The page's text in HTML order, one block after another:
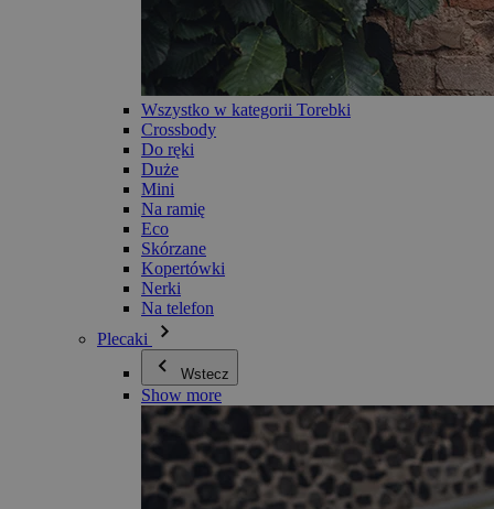
Wszystko w kategorii Torebki
Crossbody
Do ręki
Duże
Mini
Na ramię
Eco
Skórzane
Kopertówki
Nerki
Na telefon
Plecaki
Wstecz
Show more